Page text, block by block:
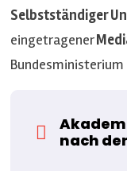
Selbstständiger
eingetragener
Bundesministerium
nach